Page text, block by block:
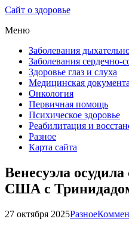
Сайт о здоровье
Меню
Заболевания
Заболевания сердечно-
Здоровье глаз и слуха
Медицинская
Онкология
Первичная помощь
Психическое здоровье
Реабилитация и
Разное
Карта сайта
Венесуэла
США с
27 октября 2025Разное